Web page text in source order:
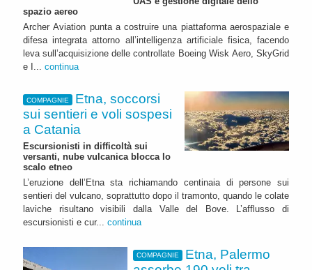
spazio aereo
Archer Aviation punta a costruire una piattaforma aerospaziale e
difesa integrata attorno all’intelligenza artificiale fisica, facendo
leva sull’acquisizione delle controllate Boeing Wisk Aero, SkyGrid
e I... continua
COMPAGNIE
Etna, soccorsi
sui sentieri e voli sospesi
a Catania
Escursionisti in difficoltà sui
versanti, nube vulcanica blocca lo
scalo etneo
L’eruzione dell’Etna sta richiamando centinaia di persone sui
sentieri del vulcano, soprattutto dopo il tramonto, quando le colate
laviche risultano visibili dalla Valle del Bove. L’afflusso di
escursionisti e cur... continua
COMPAGNIE
Etna, Palermo